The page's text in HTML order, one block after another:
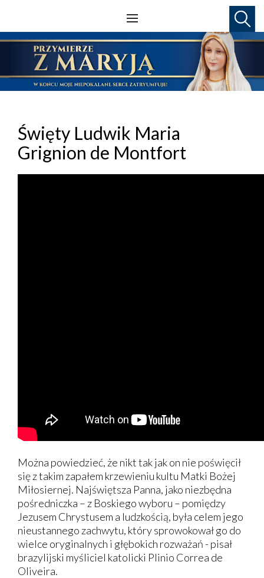
Święty Ludwik Maria
Grignion de Montfort
Można powiedzieć, że nikt tak jak on nie poświęcił
się z takim zapałem krzewieniu kultu Matki Bożej
Miłosiernej. Najświętsza Panna, jako niezbędna
pośredniczka – z Boskiego wyboru – pomiędzy
Jezusem Chrystusem a ludzkością, była celem jego
nieustannego zachwytu, który sprowokował go do
wielce oryginalnych i głębokich rozważań - pisał
brazylijski myśliciel katolicki Plinio Correa de
Oliveira.